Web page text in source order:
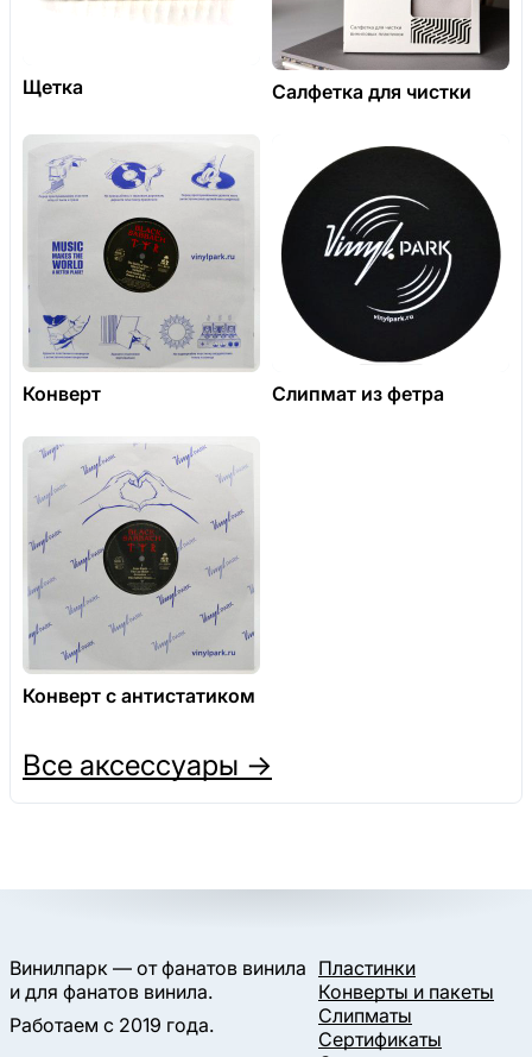
Щетка Салфетка для чистки
Конверт Слипмат из фетра
Конверт с антистатиком
Все аксессуары →
Винилпарк — от фанатов винила
и для фанатов винила.
Работаем с 2019 года.
Пластинки
Конверты и пакеты
Слипматы
Сертификаты